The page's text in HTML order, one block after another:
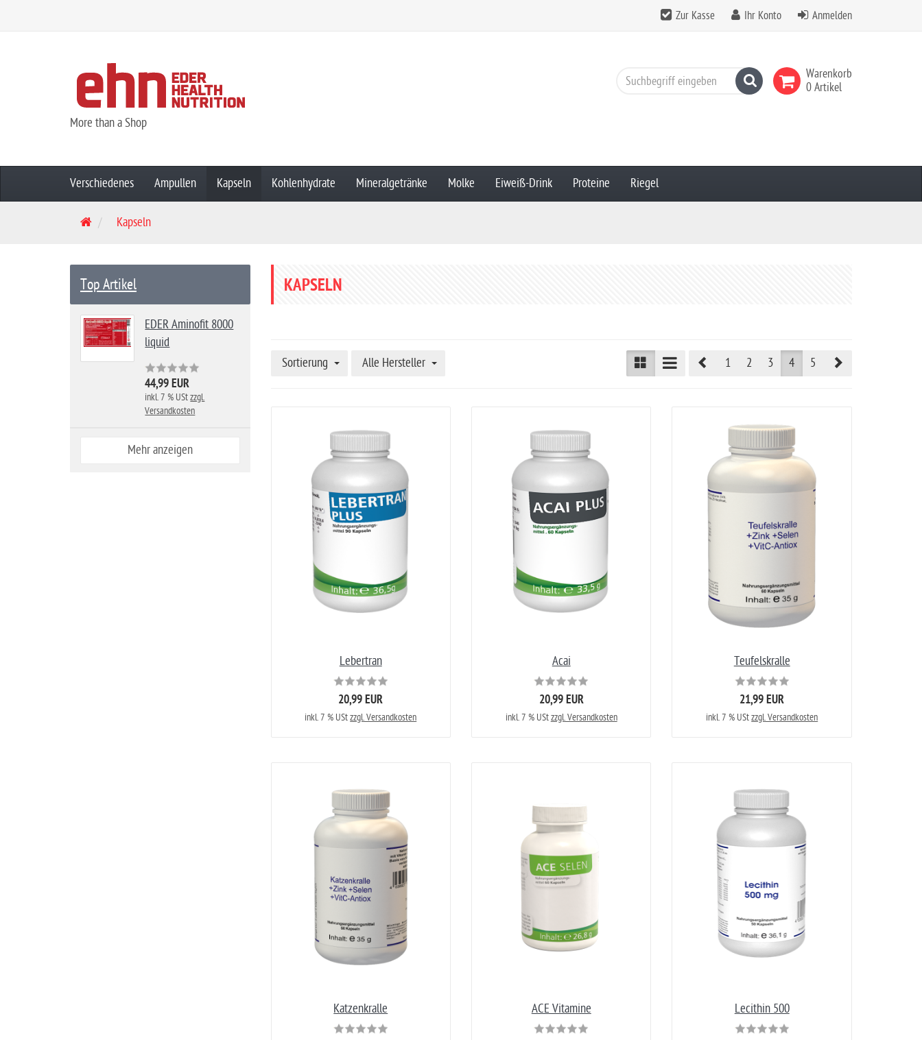
Zur Kasse Ihr Konto Anmelden
More than a Shop
Warenkorb
0 Artikel
Suchen
Verschiedenes Ampullen Kapseln Kohlenhydrate Mineralgetränke Molke Eiweiß-Drink Proteine Riegel
S
t
e
i
t
Kapseln
KAPSELN
Sortierung Alle Hersteller Prev1 2 3 4 5
Lebertran
20,99 EUR
inkl. 7 % UStzzgl. Versandkosten
Acai
20,99 EUR
inkl. 7 % UStzzgl. Versandkosten
Teufelskralle
21,99 EUR
inkl. 7 % UStzzgl. Versandkosten
Katzenkralle ACE Vitamine Lecithin 500
Top Artikel
EDER Aminofit 8000
liquid
44,99 EUR
inkl. 7 % UStzzgl.
Versandkosten
Mehr anzeigen